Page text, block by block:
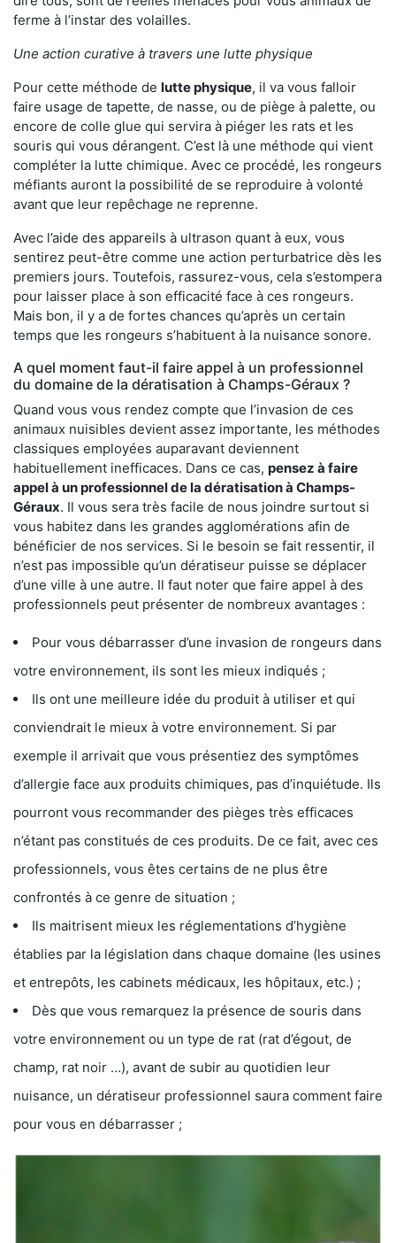
ferme à l’instar des volailles.
Une action curative à travers une lutte physique
Pour cette méthode de lutte physique, il va vous falloir
faire usage de tapette, de nasse, ou de piège à palette, ou
encore de colle glue qui servira à piéger les rats et les
souris qui vous dérangent. C’est là une méthode qui vient
compléter la lutte chimique. Avec ce procédé, les rongeurs
méfiants auront la possibilité de se reproduire à volonté
avant que leur repêchage ne reprenne.
Avec l’aide des appareils à ultrason quant à eux, vous
sentirez peut-être comme une action perturbatrice dès les
premiers jours. Toutefois, rassurez-vous, cela s’estompera
pour laisser place à son efficacité face à ces rongeurs.
Mais bon, il y a de fortes chances qu’après un certain
temps que les rongeurs s’habituent à la nuisance sonore.
A quel moment faut-il faire appel à un professionnel
du domaine de la dératisation à Champs-Géraux ?
Quand vous vous rendez compte que l’invasion de ces
animaux nuisibles devient assez importante, les méthodes
classiques employées auparavant deviennent
habituellement inefficaces. Dans ce cas, pensez à faire
appel à un professionnel de la dératisation à Champs-
Géraux. Il vous sera très facile de nous joindre surtout si
vous habitez dans les grandes agglomérations afin de
bénéficier de nos services. Si le besoin se fait ressentir, il
n’est pas impossible qu’un dératiseur puisse se déplacer
d’une ville à une autre. Il faut noter que faire appel à des
professionnels peut présenter de nombreux avantages :
Pour vous débarrasser d’une invasion de rongeurs dans
votre environnement, ils sont les mieux indiqués ;
Ils ont une meilleure idée du produit à utiliser et qui
conviendrait le mieux à votre environnement. Si par
exemple il arrivait que vous présentiez des symptômes
d’allergie face aux produits chimiques, pas d’inquiétude. Ils
pourront vous recommander des pièges très efficaces
n’étant pas constitués de ces produits. De ce fait, avec ces
professionnels, vous êtes certains de ne plus être
confrontés à ce genre de situation ;
Ils maitrisent mieux les réglementations d’hygiène
établies par la législation dans chaque domaine (les usines
et entrepôts, les cabinets médicaux, les hôpitaux, etc.) ;
Dès que vous remarquez la présence de souris dans
votre environnement ou un type de rat (rat d’égout, de
champ, rat noir …), avant de subir au quotidien leur
nuisance, un dératiseur professionnel saura comment faire
pour vous en débarrasser ;